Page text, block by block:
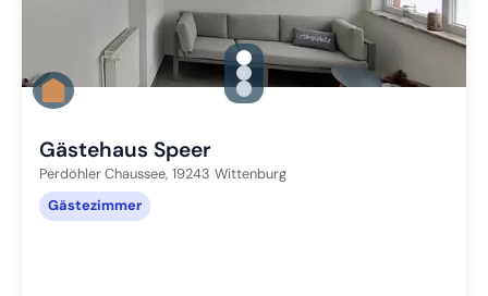
gallery.slide_selector
Zu Slide 1 wechseln
Zu Slide 2 wechseln
Zu Slide 3 wechseln
Gästehaus Speer
Perdöhler Chaussee, 19243 Wittenburg
Gästezimmer